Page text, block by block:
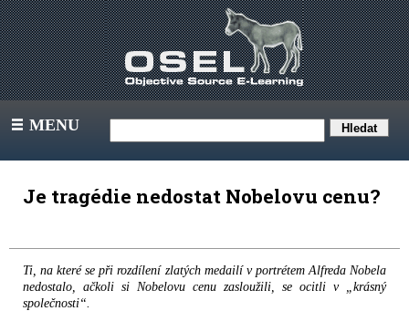
III MENU
Je tragédie nedostat Nobelovu cenu?
Ti, na které se při rozdílení zlatých medailí v portrétem Alfreda Nobela
nedostalo, ačkoli si Nobelovu cenu zasloužili, se ocitli v „krásný
společnosti“.